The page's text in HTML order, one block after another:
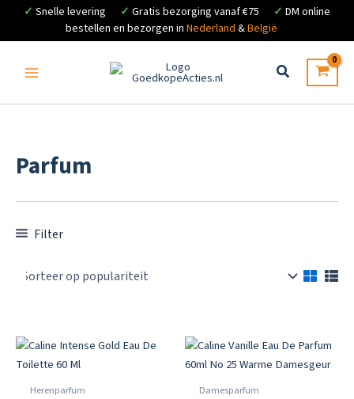
✓ Snelle levering ✓ Gratis bezorging vanaf €75 ✓ DM online
bestellen en bezorgen in Nederland &België
inhoud
Parfum
Filter
Herenparfum Damesparfum